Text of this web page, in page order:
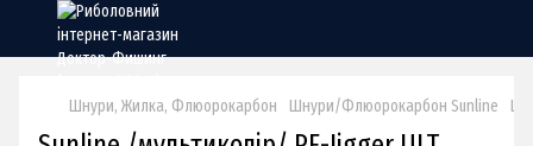
Шнури, Жилка, Флюорокарбон Шнури/Флюорокарбон Sunline